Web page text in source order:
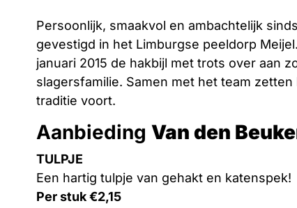
Persoonlijk, smaakvol en ambachtelijk
gevestigd in het Limburgse peeldorp
januari 2015 de hakbijl met trots over aan
slagersfamilie. Samen met het team
traditie voort.
Aanbieding Van den
TULPJE
Een hartig tulpje van gehakt en katenspek!
Per stuk €2,15